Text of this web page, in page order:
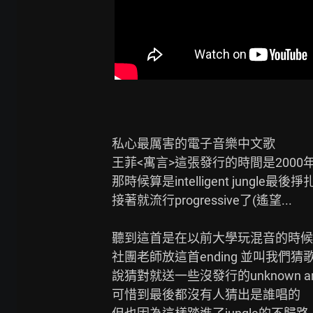
私心最厲害的電子音樂中文歌
王菲<寓言>這張發行的時間是2000
那時候算是intelligent jungle最後掙
接著就流行progressive了(遙望...
聽到這首是在以前大學玩混音的時候
社團老師放這首ending 並叫我們猜
說猜對就送一些沒發行的unknown
可惜到最後都沒有人猜出是誰唱的